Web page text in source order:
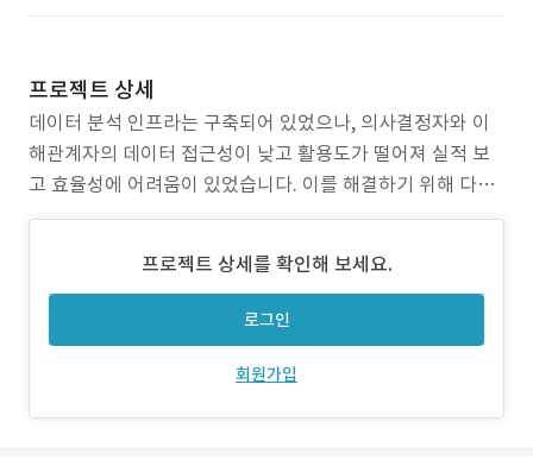
프로젝트 상세
데이터 분석 인프라는 구축되어 있었으나, 의사결정자와 이
해관계자의 데이터 접근성이 낮고 활용도가 떨어져 실적 보
고 효율성에 어려움이 있었습니다. 이를 해결하기 위해 다양
한 데이터 소스를 취합·집계하여 실적 보고 데이터셋을 구성
을 자동화하는 AI 기반 시스템을 구축했습니다. 자동 생성된
보고서를 Slack, 이메일 등 접근성이 높은 채널로
프로젝트 상세를 확인해 보세요.
로그인
회원가입